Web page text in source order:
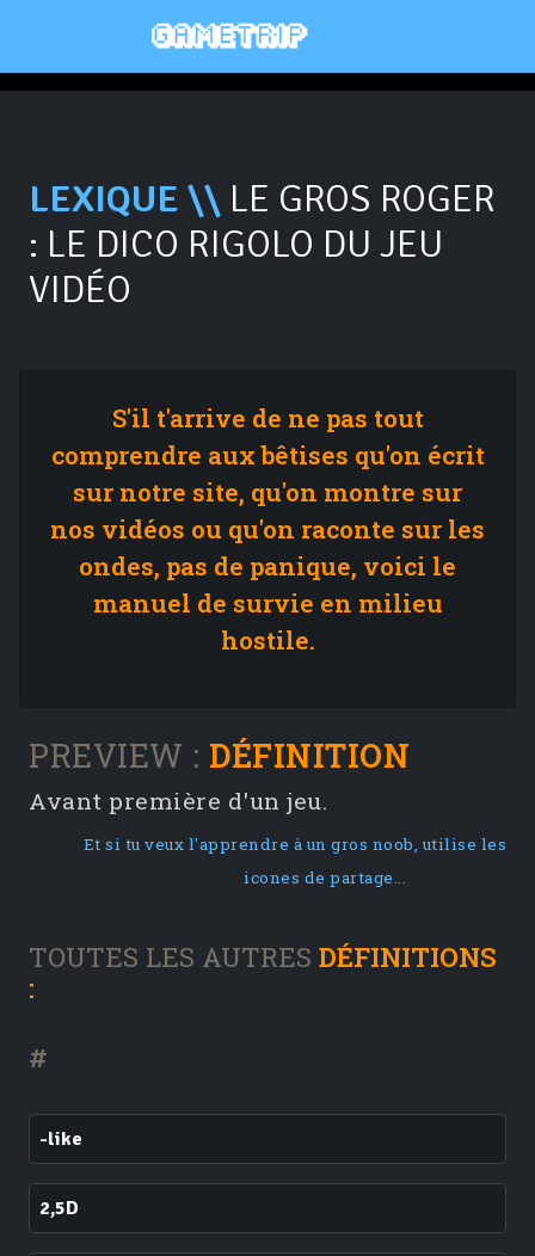
LEXIQUE \\ LE GROS ROGER
: LE DICO RIGOLO DU JEU
VIDÉO
S'il t'arrive de ne pas tout
comprendre aux bêtises qu'on écrit
sur notre site, qu'on montre sur
nos vidéos ou qu'on raconte sur les
ondes, pas de panique, voici le
manuel de survie en milieu
hostile.
PREVIEW : DÉFINITION
Avant première d'un jeu.
Et si tu veux l'apprendre à un gros noob, utilise les
icones de partage...
TOUTES LES AUTRES DÉFINITIONS
:
#
-like
2,5D